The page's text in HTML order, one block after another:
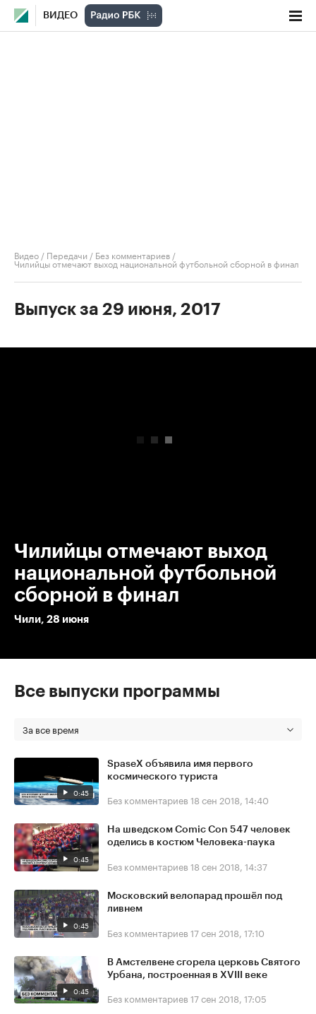
ВИДЕО
Видео / Передачи / Без комментариев /
Чилийцы отмечают выход национальной футбольной сборной в финал
Выпуск за 29 июня, 2017
Чилийцы отмечают выход
национальной футбольной
сборной в финал
Чили, 28 июня
Все выпуски программы
За все время
0:45
SpaseX объявила имя первого
космического туриста
Без комментариев 18 сен 2018, 14:40
0:45
На шведском Comic Con 547 человек
оделись в костюм Человека-паука
Без комментариев 18 сен 2018, 14:37
0:45
Московский велопарад прошёл под
ливнем
Без комментариев 17 сен 2018, 17:10
0:45
В Амстелвене сгорела церковь Святого
Урбана, построенная в XVIII веке
Без комментариев 17 сен 2018, 17:05